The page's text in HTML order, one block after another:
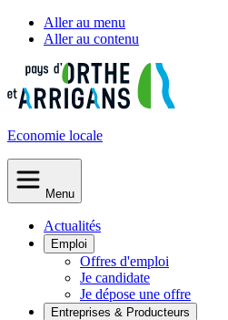
Aller au menu
Aller au contenu
Economie locale
Menu
Actualités
Emploi
Offres d'emploi
Je candidate
Je dépose une offre
Entreprises & Producteurs